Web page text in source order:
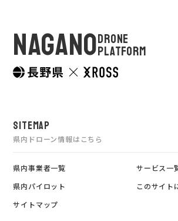
NAGANODRONE
PLATFORM
SITEMAP
県内ドローン情報はこちら
県内事業者一覧
サービス一
県内パイロット
このサイト
サイトマップ